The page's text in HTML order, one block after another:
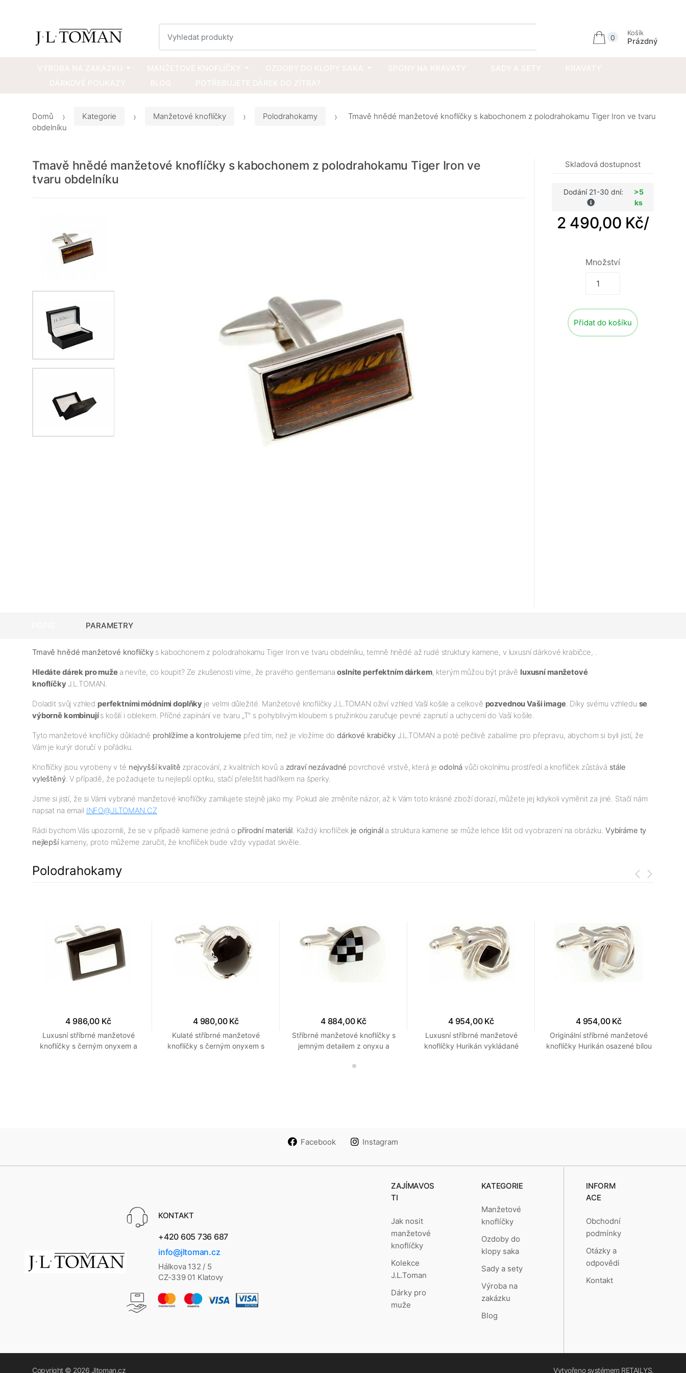
0
Košík
Prázdný
Domů Kategorie Manžetové knoflíčky Polodrahokamy
Tmavě hnědé manžetové knoflíčky s kabochonem z polodrahokamu Tiger Iron ve tvaru
obdelníku
Tmavě hnědé manžetové knoflíčky s kabochonem z polodrahokamu Tiger Iron ve
tvaru obdelníku
Skladová dostupnost
Dodání 21-30 dní:
>5
ks
2 490,00 Kč/
Množství
Přidat do košíku
PARAMETRY
Tmavě hnědé manžetové knoflíčky s kabochonem z polodrahokamu Tiger Iron ve tvaru obdelníku, temně hnědé až rudé struktury kamene, v luxusní dárkové krabičce, .
Hledáte dárek pro muže a nevíte, co koupit? Ze zkušenosti víme, že pravého gentlemanaoslníte perfektním dárkem, kterým můžou být právě luxusní manžetové
knoflíčky J.L.TOMAN.
Doladit svůj vzhled perfektními módními doplňky je velmi důležité. Manžetové knoflíčky J.L.TOMAN oživí vzhled Vaší košile a celkově pozvednou Vaši image. Díky svému vzhledu se
výborně kombinujís košilí i oblekem. Příčné zapínání ve tvaru „T" s pohyblivým kloubem s pružinkou zaručuje pevné zapnutí a uchycení do Vaší košile.
Tyto manžetové knoflíčky důkladně prohlížíme a kontrolujeme před tím, než je vložíme dodárkové krabičkyJ.L.TOMAN a poté pečlivě zabalíme pro přepravu, abychom si byli jistí, že
Vám je kurýr doručí v pořádku.
Knoflíčky jsou vyrobeny v té nejvyššíkvalitě zpracování, z kvalitních kovů a zdraví nezávadné povrchové vrstvě, která jeodolná vůči okolnímu prostředí a knoflíček zůstává stále
vyleštěný. V případě, že požadujete tu nejlepší optiku, stačí přeleštit hadříkem na šperky.
Jsme si jistí, že si Vámi vybrané manžetové knoflíčky zamilujete stejně jako my. Pokud ale změníte názor, až k Vám toto krásné zboží dorazí, můžete jej kdykoli vyměnit za jiné. Stačí nám
napsat na email INFO@JLTOMAN.CZ
Rádi bychom Vás upozornili, že se v případě kamene jedná o přírodní materiál. Každý knoflíček je originála struktura kamene se může lehce lišit od vyobrazení na obrázku. Vybíráme ty
nejlepšíkameny, proto můžeme zaručit, že knoflíček bude vždy vypadat skvěle.
Polodrahokamy
4 986,00 Kč
Luxusní stříbrné manžetové
knoflíčky s černým onyxem a
4 980,00 Kč
Kulaté stříbrné manžetové
knoflíčky s černým onyxem s
4 884,00 Kč
Stříbrné manžetové knoflíčky s
jemným detailem z onyxu a
4 954,00 Kč
Luxusní stříbrné manžetové
knoflíčky Hurikán vykládané
4 954,00 Kč
Originální stříbrné manžetové
knoflíčky Hurikán osazené bílou
Facebook Instagram
KONTAKT
+420 605 736 687
info@jltoman.cz
Hálkova 132 / 5
CZ-339 01 Klatovy
ZAJÍMAVOS
TI
Jak nosit
manžetové
knoflíčky
Kolekce
J.L.Toman
Dárky pro
muže
KATEGORIE
Manžetové
knoflíčky
Ozdoby do
klopy saka
Sady a sety
Výroba na
zakázku
Blog
INFORM
ACE
Obchodní
podmínky
Otázky a
odpovědi
Kontakt
Copyright © 2026 Jltoman.cz Vytvořeno systémem RETAILYS.